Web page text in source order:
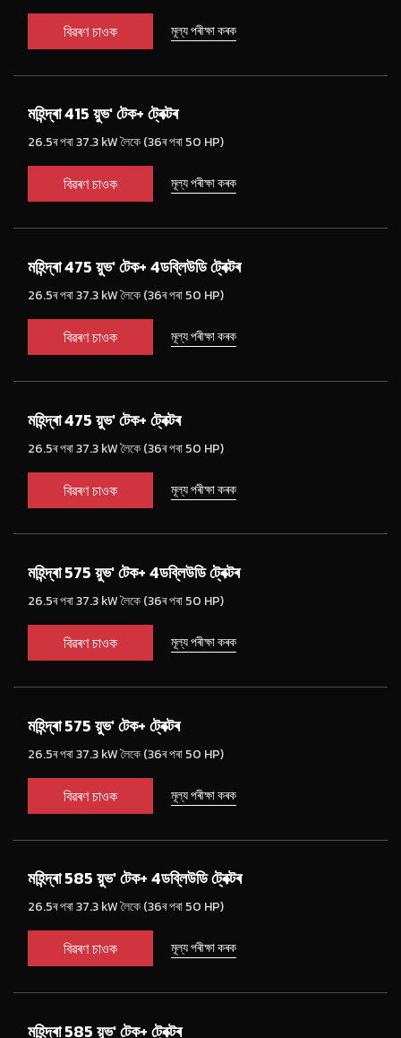
বিৱৰণ চাওক মূল্য পৰীক্ষা কৰক
মহিন্দ্ৰা 415 য়ুভ' টেক+ ট্ৰেক্টৰ
26.5ৰ পৰা 37.3 kW লৈকে (36ৰ পৰা 50 HP)
বিৱৰণ চাওক মূল্য পৰীক্ষা কৰক
মহিন্দ্ৰা 475 য়ুভ' টেক+ 4ডব্লিউডি ট্ৰেক্টৰ
26.5ৰ পৰা 37.3 kW লৈকে (36ৰ পৰা 50 HP)
বিৱৰণ চাওক মূল্য পৰীক্ষা কৰক
মহিন্দ্ৰা 475 য়ুভ' টেক+ ট্ৰেক্টৰ
26.5ৰ পৰা 37.3 kW লৈকে (36ৰ পৰা 50 HP)
বিৱৰণ চাওক মূল্য পৰীক্ষা কৰক
মহিন্দ্ৰা 575 য়ুভ' টেক+ 4ডব্লিউডি ট্ৰেক্টৰ
26.5ৰ পৰা 37.3 kW লৈকে (36ৰ পৰা 50 HP)
বিৱৰণ চাওক মূল্য পৰীক্ষা কৰক
মহিন্দ্ৰা 575 য়ুভ' টেক+ ট্ৰেক্টৰ
26.5ৰ পৰা 37.3 kW লৈকে (36ৰ পৰা 50 HP)
বিৱৰণ চাওক মূল্য পৰীক্ষা কৰক
মহিন্দ্ৰা 585 য়ুভ' টেক+ 4ডব্লিউডি ট্ৰেক্টৰ
26.5ৰ পৰা 37.3 kW লৈকে (36ৰ পৰা 50 HP)
বিৱৰণ চাওক মূল্য পৰীক্ষা কৰক
মহিন্দ্ৰা 585 য়ুভ' টেক+ ট্ৰেক্টৰ